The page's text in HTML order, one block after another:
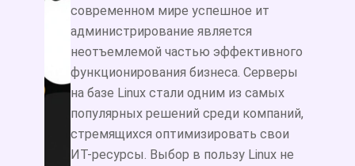
современном мире успешное ит
администрирование является
неотъемлемой частью эффективного
функционирования бизнеса. Серверы
на базе Linux стали одним из самых
популярных решений среди компаний,
стремящихся оптимизировать свои
ИТ-ресурсы. Выбор в пользу Linux не